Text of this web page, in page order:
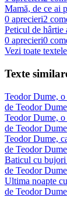
Mamă, de ce ai
0 aprecieri2
Peticul de hârtie
0 aprecieri0
Vezi toate textele
Texte
Teodor Dume,
de Teodor Dume
Teodor Dume,
de Teodor Dume
Teodor Dume,
de Teodor Dume
Baticul cu
de Teodor Dume
Ultima noapte
de Teodor Dume